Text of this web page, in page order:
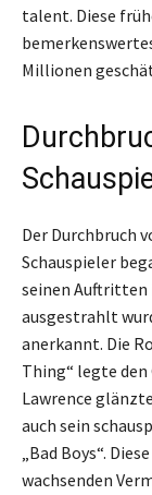
talent. Diese
Millionen
Der Durchbruch
Schauspieler
seinen Auftritten
ausgestrahlt
anerkannt. Die
Thing“ legte
Lawrence
auch sein
„Bad Boys“.
wachsenden